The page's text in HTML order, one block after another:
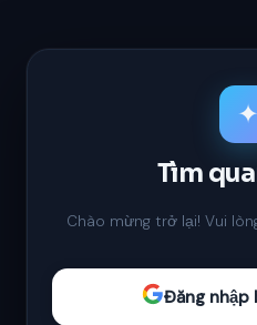
✦
Tìm
Chào mừng trở lại! Vui
Đăng nhập